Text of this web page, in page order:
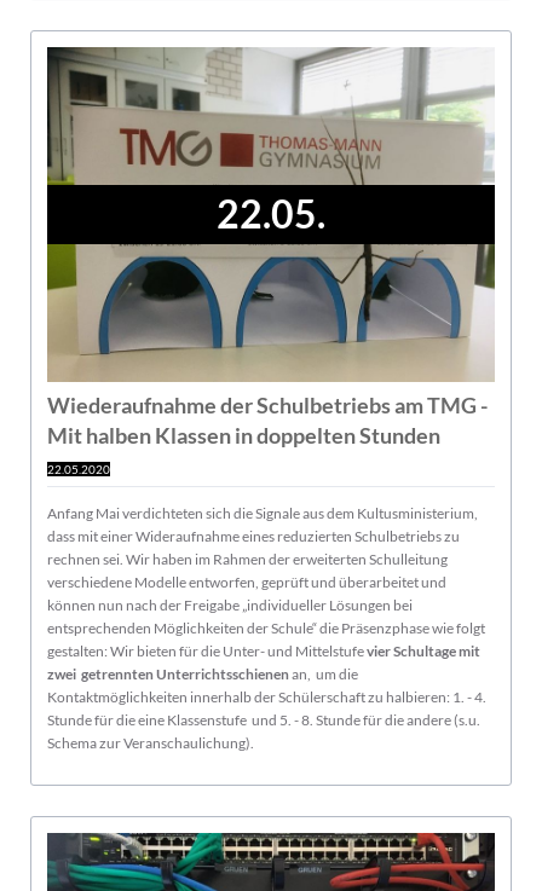
22.05.
Wiederaufnahme der Schulbetriebs am TMG -
Mit halben Klassen in doppelten Stunden
22.05.2020
Anfang Mai verdichteten sich die Signale aus dem Kultusministerium,
dass mit einer Wideraufnahme eines reduzierten Schulbetriebs zu
rechnen sei. Wir haben im Rahmen der erweiterten Schulleitung
verschiedene Modelle entworfen, geprüft und überarbeitet und
können nun nach der Freigabe „individueller Lösungen bei
entsprechenden Möglichkeiten der Schule“ die Präsenzphase wie folgt
gestalten: Wir bieten für die Unter- und Mittelstufevier Schultage mit
zwei getrennten Unterrichtsschienen an, um die
Kontaktmöglichkeiten innerhalb der Schülerschaft zu halbieren: 1. - 4.
Stunde für die eine Klassenstufe und 5. - 8. Stunde für die andere (s.u.
Schema zur Veranschaulichung).